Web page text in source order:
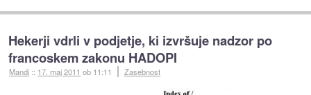
Hekerji vdrli v podjetje, ki izvršuje nadzor po
francoskem zakonu HADOPI
Mandi :: 17. maj 2011 ob 11:11 Zasebnost